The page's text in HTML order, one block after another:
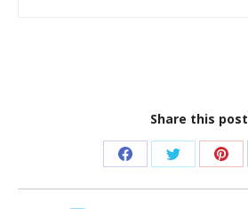
Share this post